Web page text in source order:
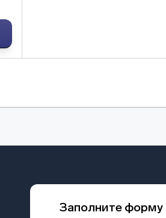
Заполните форму